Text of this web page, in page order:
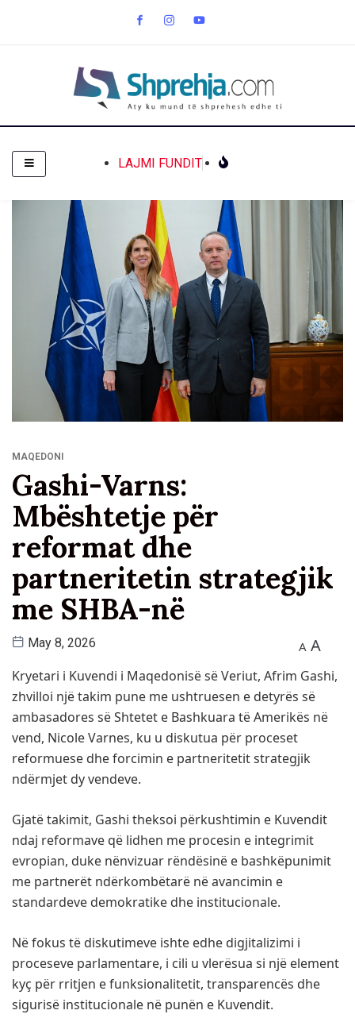
LAJMI FUNDIT
MAQEDONI
Gashi-Varns:
Mbështetje për
reformat dhe
partneritetin strategjik
me SHBA-në
May 8, 2026 A A
Kryetari i Kuvendi i Maqedonisë së Veriut, Afrim Gashi,
zhvilloi një takim pune me ushtruesen e detyrës së
ambasadores sëShtetet e Bashkuara të Amerikës në
vend, Nicole Varnes, ku u diskutua për proceset
reformuese dhe forcimin e partneritetit strategjik
ndërmjet dy vendeve.
Gjatë takimit, Gashi theksoi përkushtimin e Kuvendit
ndaj reformave që lidhen me procesin e integrimit
evropian, duke nënvizuar rëndësinë e bashkëpunimit
me partnerët ndërkombëtarë në avancimin e
standardeve demokratike dhe institucionale.
Në fokus të diskutimeve ishte edhe digjitalizimi i
proceseve parlamentare, i cili u vlerësua si një element
kyç për rritjen e funksionalitetit, transparencës dhe
sigurisë institucionale në punën e Kuvendit.